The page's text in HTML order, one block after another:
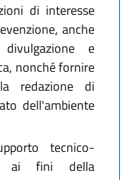
di interesse
anche
e
nonché fornire
redazione di
dell'ambiente
tecnico-
ai fini della